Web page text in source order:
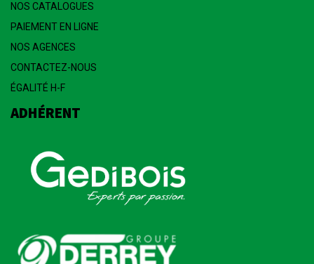
NOS CATALOGUES
PAIEMENT EN LIGNE
NOS AGENCES
CONTACTEZ-NOUS
ÉGALITÉ H-F
ADHÉRENT